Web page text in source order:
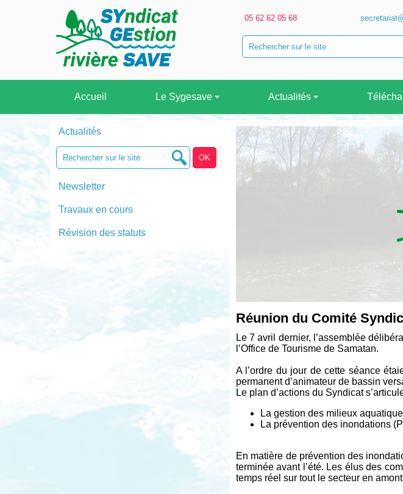
05 62 62 05 68
Accueil Le Sygesave Actualités
Actualités
Newsletter
Travaux en cours
Révision des statuts
Réunion du Comité
Le 7 avril dernier, l’assemblée
l’Office de Tourisme de Samatan.
A l’ordre du jour de cette séance
permanent d’animateur de bassin
Le plan d’actions du Syndicat
La gestion des milieux
La prévention des inondations
En matière de prévention des
terminée avant l’été. Les élus des
temps réel sur tout le secteur en